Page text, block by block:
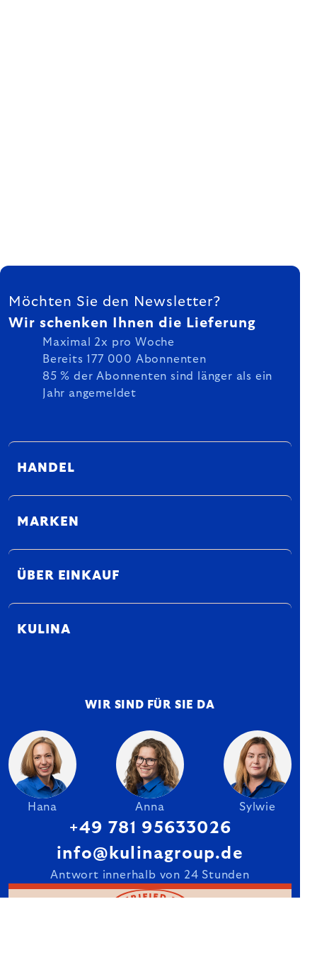
FUSSZEILE
Möchten Sie den Newsletter?
Wir schenken Ihnen die Lieferung
Maximal 2x pro Woche
Bereits 177 000 Abonnenten
85 % der Abonnenten sind länger als ein
Jahr angemeldet
HANDEL
MARKEN
ÜBER EINKAUF
KULINA
WIR SIND FÜR SIE DA
Hana Anna Sylwie
+49 781 95633026
info@kulinagroup.de
Antwort innerhalb von 24 Stunden